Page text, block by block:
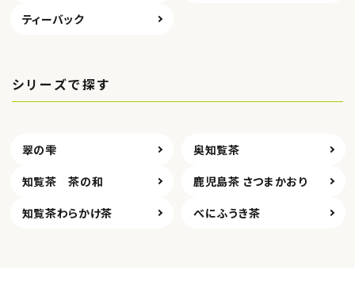
ティーバック
シリーズで探す
翠の雫
奥知覧茶
知覧茶 茶の和
鹿児島茶 さつまかおり
知覧茶わらかけ茶
べにふうき茶